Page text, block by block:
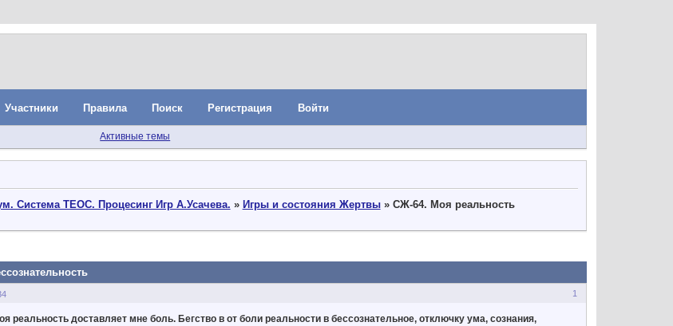
Участники Правила Поиск Регистрация Войти
Активные темы
Система ТЕОС. Процесинг Игр А.Усачева. » Игры и состояния Жертвы » СЖ-64. Моя реальность
1
реальность доставляет мне боль. Бегство в от боли реальности в бессознательное, отключку ума, сознания,